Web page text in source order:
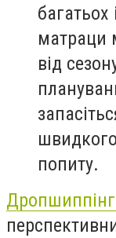
матраци
від
попиту.